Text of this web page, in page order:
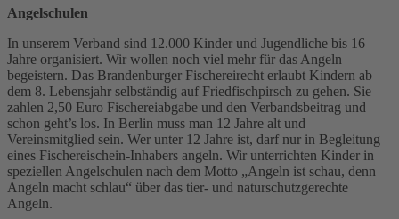
Angelschulen
In unserem Verband sind 12.000 Kinder und Jugendliche bis 16
Jahre organisiert. Wir wollen noch viel mehr für das Angeln
begeistern. Das Brandenburger Fischereirecht erlaubt Kindern ab
dem 8. Lebensjahr selbständig auf Friedfischpirsch zu gehen. Sie
zahlen 2,50 Euro Fischereiabgabe und den Verbandsbeitrag und
schon geht’s los. In Berlin muss man 12 Jahre alt und
Vereinsmitglied sein. Wer unter 12 Jahre ist, darf nur in Begleitung
eines Fischereischein-Inhabers angeln. Wir unterrichten Kinder in
speziellen Angelschulen nach dem Motto „Angeln ist schau, denn
Angeln macht schlau“ über das tier- und naturschutzgerechte
Angeln.